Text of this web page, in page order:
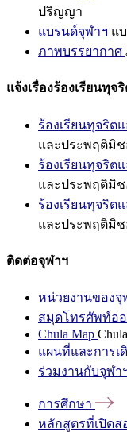
ปริญญา
แบรนด์จุฬาฯ แ
ภาพบรรยากาศ
แจ้งเรื่องร้องเรียนทุจ
ร้องเรียนทุจริต
และประพฤติมิช
ร้องเรียนทุจริต
และประพฤติมิช
ร้องเรียนทุจริต
และประพฤติมิช
ติดต่อจุฬาฯ
หน่วยงานของจุ
สมุดโทรศัพท์อ
Chula Map
แผนที่และการเ
ร่วมงานกับจุฬา
การศึกษา
หลักสูตรที่เปิดส